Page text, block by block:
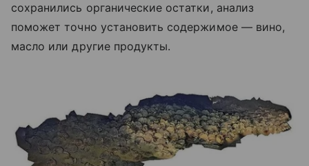
сохранились органические остатки, анализ
поможет точно установить содержимое — вино,
масло или другие продукты.